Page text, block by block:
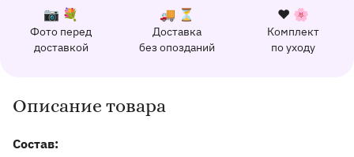
Почему выбирают Флорео
К каждому заказу прилагается:
Фото перед
доставкой
📷 💐
Доставка
без опозданий
🚚 ⏳
Комплект
по уходу
❤️ 🌸
Качественный сервис
162 отзыва с оценкой 5.0 ⭐
Информация о товаре и оказываемых услугах
Описание товара
Состав: